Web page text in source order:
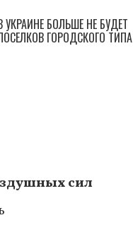
сил
УКРАИНЕ БОЛЬШЕ НЕ БУДЕТ
ГОРОДСКОГО ТИПА